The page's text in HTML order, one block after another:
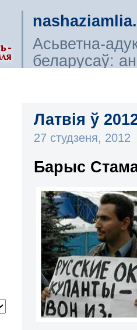
Асьветна-
беларусаў:
Латвія ў
27 студзеня, 2012
Барыс